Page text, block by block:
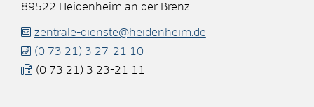
89522 Heidenheim an der Brenz
zentrale-dienste@heidenheim.de
(0 73 21) 3 27-21
10
(0 73 21) 3 23-21 11